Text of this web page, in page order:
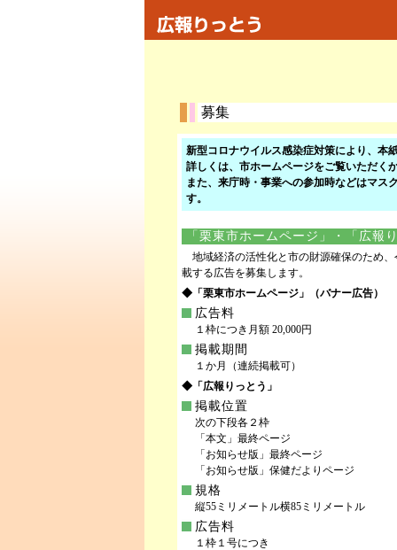
募集
新型コロナウイルス感染症対策により、本
詳しくは、市ホームページをご覧いただく
また、来庁時・事業への参加時などはマス
す。
「栗東市ホームページ」・「広報
地域経済の活性化と市の財源確保のため
載する広告を募集します。
◆「栗東市ホームページ」（バナー広告）
広告料
１枠につき月額 20,000円
掲載期間
１か月（連続掲載可）
◆「広報りっとう」
掲載位置
次の下段各２枠
「本文」最終ページ
「お知らせ版」最終ページ
「お知らせ版」保健だよりページ
規格
縦55ミリメートル横85ミリメートル
広告料
１枠１号につき